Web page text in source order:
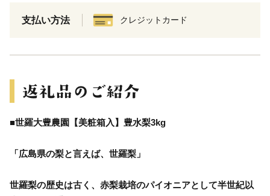
支払い方法 クレジットカード
■世羅大豊農園【美粧箱入】豊水梨3kg
「広島県の梨と言えば、世羅梨」
世羅梨の歴史は古く、赤梨栽培のパイオニアとして半世紀以